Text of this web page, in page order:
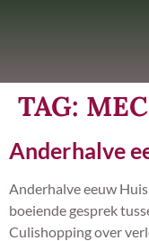
TAG:
Anderhalve
Anderhalve eeuw
boeiende gesprek
Culishopping over